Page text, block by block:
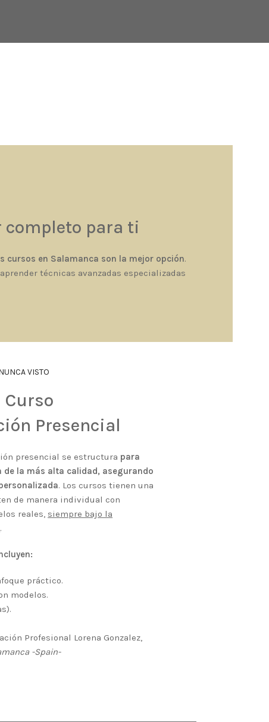
para ti
cursos en Salamanca son la mejor opción.
técnicas avanzadas especializadas
VISTO
Presencial
presencial se estructura para
la más alta calidad, asegurando
. Los cursos tienen una
de manera individual con
reales, siempre bajo la
.
práctico.
modelos.
Profesional Lorena Gonzalez,
-Spain-